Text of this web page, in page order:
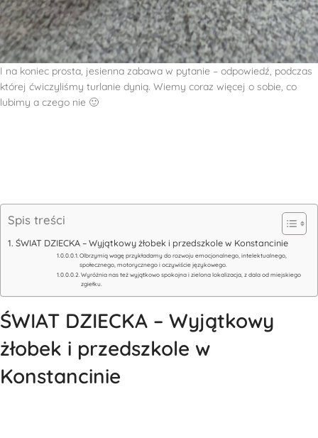
I na koniec prosta, jesienna zabawa w pytanie – odpowiedź, podczas
której ćwiczyliśmy turlanie dynią. Wiemy coraz więcej o sobie, co
lubimy a czego nie 🙂
Spis treści
ŚWIAT DZIECKA – Wyjątkowy żłobek i przedszkole w Konstancinie
Olbrzymią wagę przykładamy do rozwoju emocjonalnego, intelektualnego,
społecznego, motorycznego i oczywiście językowego.
Wyróżnia nas też wyjątkowo spokojna i zielona lokalizacja, z dala od miejskiego
zgiełku.
ŚWIAT DZIECKA – Wyjątkowy
żłobek i przedszkole w
Konstancinie